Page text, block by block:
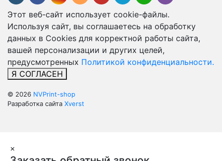
Этот веб-сайт использует cookie-файлы.
Используя сайт, вы соглашаетесь на обработку
данных в Cookies для корректной работы сайта,
вашей персонализации и других целей,
предусмотренных Политикой конфиденциальности.
Я СОГЛАСЕН
© 2026 NVPrint-shop
Разработка сайта Xverst
×